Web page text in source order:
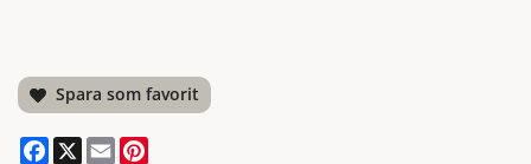
Spara som favorit
Facebook
X Email